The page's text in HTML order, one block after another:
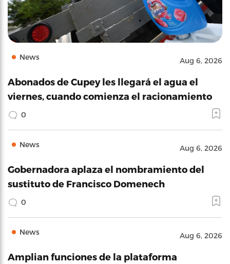
News Aug 6, 2026
Abonados de Cupey les llegará el agua el
viernes, cuando comienza el racionamiento
0
News Aug 6, 2026
Gobernadora aplaza el nombramiento del
sustituto de Francisco Domenech
0
News Aug 6, 2026
Amplian funciones de la plataforma